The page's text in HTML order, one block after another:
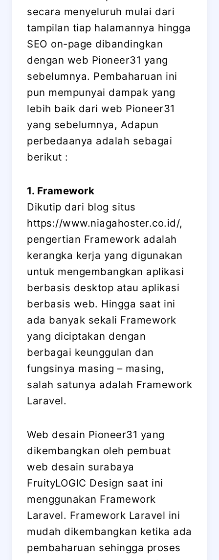
secara menyeluruh mulai dari
tampilan tiap halamannya hingga
SEO on-page dibandingkan
dengan web Pioneer31 yang
sebelumnya. Pembaharuan ini
pun mempunyai dampak yang
lebih baik dari web Pioneer31
yang sebelumnya, Adapun
perbedaanya adalah sebagai
berikut :
1. Framework
Dikutip dari blog situs
https://www.niagahoster.co.id/,
pengertian Framework adalah
kerangka kerja yang digunakan
untuk mengembangkan aplikasi
berbasis desktop atau aplikasi
berbasis web. Hingga saat ini
ada banyak sekali Framework
yang diciptakan dengan
berbagai keunggulan dan
fungsinya masing – masing,
salah satunya adalah Framework
Laravel.
Web desain Pioneer31 yang
dikembangkan oleh pembuat
web desain surabaya
FruityLOGIC Design saat ini
menggunakan Framework
Laravel. Framework Laravel ini
mudah dikembangkan ketika ada
pembaharuan sehingga proses